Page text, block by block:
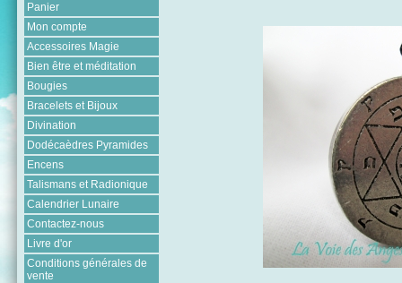
Panier
Mon compte
Accessoires Magie
Bien être et méditation
Bougies
Bracelets et Bijoux
Divination
Dodécaèdres Pyramides
Encens
Talismans et Radionique
Calendrier Lunaire
Contactez-nous
Livre d'or
Conditions générales de
vente